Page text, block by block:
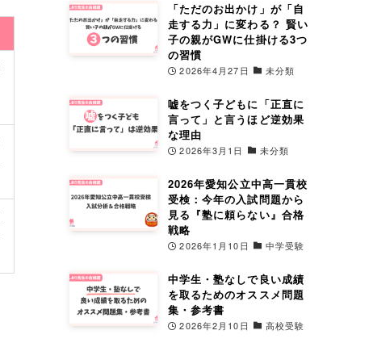
「ただのお出かけ」が「自
走する力」に変わる？ 賢い
子の親がGWに仕掛ける3つ
の習慣
2026年4月27日 未分類
嘘をつく子どもに「正直に
言って」と言うほど逆効果
な理由
2026年3月1日 未分類
2026年愛知公立中高一貫校
受検：今年の入試問題から
見る『塾に頼らない』合格
戦略
2026年1月10日 中学受験
中学生・塾なしで良い成績
を取るためのオススメ問題
集・参考書
2026年2月10日 高校受験